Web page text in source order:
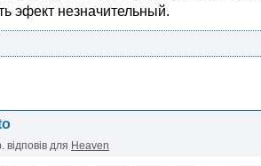
эфект незначительный.
відповів для Heaven